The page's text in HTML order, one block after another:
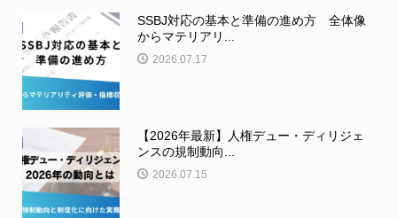
SSBJ対応の基本と準備の進め方 全体像
からマテリアリ...
2026.07.17
【2026年最新】人権デュー・ディリジェ
ンスの規制動向...
2026.07.15